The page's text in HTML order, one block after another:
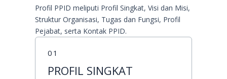
Profil PPID meliputi Profil Singkat, Visi dan Misi,
Struktur Organisasi, Tugas dan Fungsi, Profil
Pejabat, serta Kontak PPID.
01
PROFIL SINGKAT